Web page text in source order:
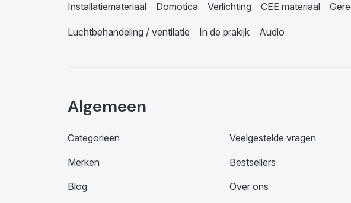
Installatiemateriaal Domotica Verlichting CEE materiaal
Luchtbehandeling / ventilatie In de prakijk Audio
Algemeen
Categorieën Veelgestelde vragen
Merken Bestsellers
Blog Over ons